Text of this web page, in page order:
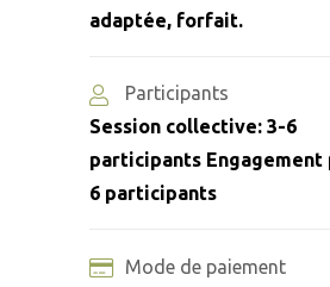
adaptée, forfait.
Participants
Session collective: 3-6
participants Engagement
6 participants
Mode de paiement